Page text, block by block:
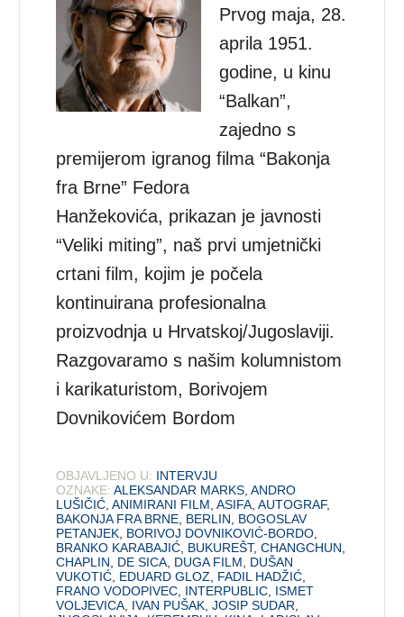
Prvog maja, 28.
aprila 1951.
godine, u kinu
“Balkan”,
zajedno s
premijerom igranog filma “Bakonja
fra Brne” Fedora
Hanžekovića, prikazan je javnosti
“Veliki miting”, naš prvi umjetnički
crtani film, kojim je počela
kontinuirana profesionalna
proizvodnja u Hrvatskoj/Jugoslaviji.
Razgovaramo s našim kolumnistom
i karikaturistom, Borivojem
Dovnikovićem Bordom
OBJAVLJENO U: INTERVJU
OZNAKE: ALEKSANDAR MARKS ,ANDRO
LUŠIČIĆ ,ANIMIRANI FILM ,ASIFA ,AUTOGRAF,
BAKONJA FRA BRNE BERLIN
BOGOSLAV
PETANJEK BORIVOJ DOVNIKOVIĆ-BORDO
BRANKO KARABAJIĆ BUKUREŠT,CHANGCHUN
CHAPLIN
DE SICA DUGA FILM
DUŠAN
VUKOTIĆ EDUARD GLOZ FADIL HADŽIĆ
FRANO VODOPIVEC INTERPUBLIC ISMET
VOLJEVICA IVAN PUŠAK ,JOSIP SUDAR